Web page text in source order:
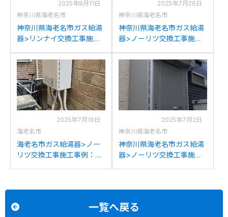
2025年8月11日
神奈川県海老名市
神奈川県海老名市ガス給湯
器>リンナイ交換工事施工
VS1610-Tからリンナイ
RUX-A1616T-L(A)-Eへの交
換
2025年7月26日
神奈川県海老名市
神奈川県海老名市ガス給湯
器>ノーリツ交換工事施工
S2400ZRからノーリツGT-
C2472AR BLへの交換
2025年7月19日
海老名市
海老名市ガス給湯器>ノー
リツ交換工事施工事例：ノ
2025年7月2日
神奈川県海老名市
神奈川県海老名市ガス給湯
器>ノーリツ交換工事施工
一覧へ戻る